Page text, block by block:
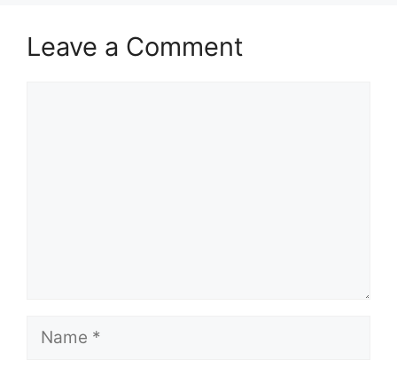
Leave a Comment
Name